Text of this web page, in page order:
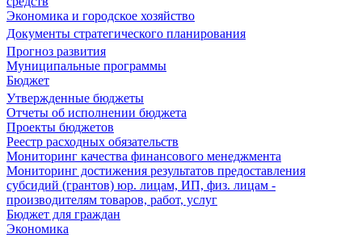
Экономика и городское хозяйство
Документы стратегического планирования
Прогноз развития
Муниципальные программы
Бюджет
Утвержденные бюджеты
Отчеты об исполнении бюджета
Проекты бюджетов
Реестр расходных обязательств
Мониторинг качества финансового менеджмента
Мониторинг достижения результатов предоставления
субсидий (грантов) юр. лицам, ИП, физ. лицам -
производителям товаров, работ, услуг
Бюджет для граждан
Экономика